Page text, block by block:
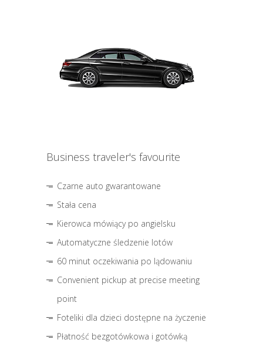
Business traveler's favourite
Czarne auto gwarantowane
Stała cena
Kierowca mówiący po angielsku
Automatyczne śledzenie lotów
60 minut oczekiwania po lądowaniu
Convenient pickup at precise meeting
point
Foteliki dla dzieci dostępne na życzenie
Płatność bezgotówkowa i gotówką